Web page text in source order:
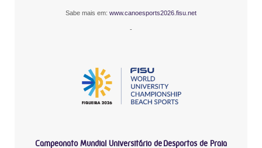
Sabe mais em: www.canoesports2026.fisu.net
-
Campeonato Mundial Universitário de Desportos de Praia